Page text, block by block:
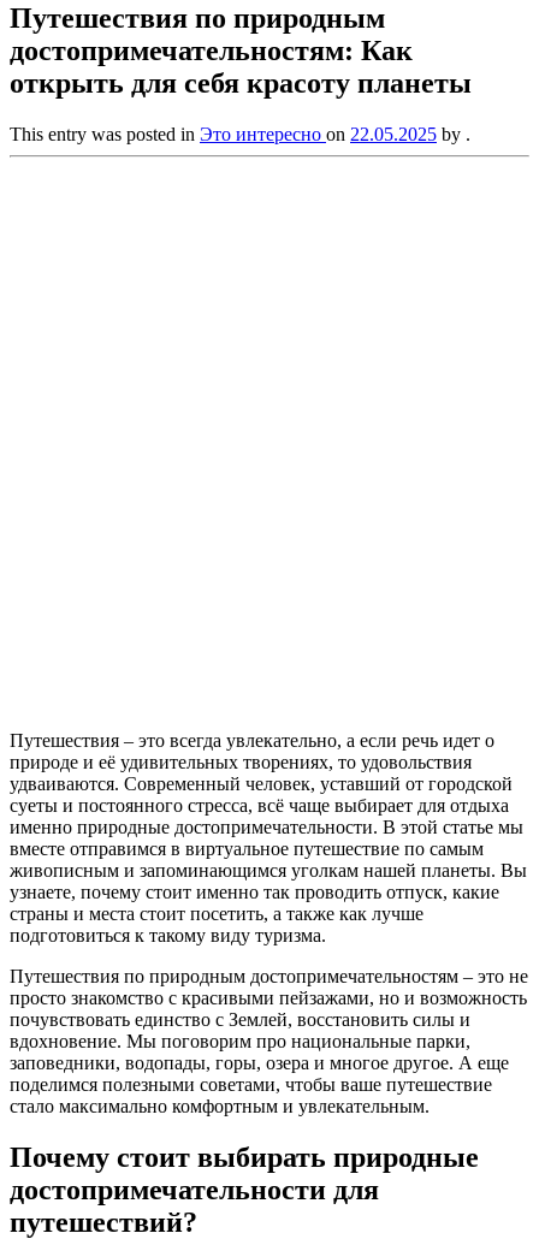
Путешествия по природным
достопримечательностям: Как
открыть для себя красоту планеты
This entry was posted in Это интересно on 22.05.2025 by .
Путешествия – это всегда увлекательно, а если речь идет о
природе и её удивительных творениях, то удовольствия
удваиваются. Современный человек, уставший от городской
суеты и постоянного стресса, всё чаще выбирает для отдыха
именно природные достопримечательности. В этой статье мы
вместе отправимся в виртуальное путешествие по самым
живописным и запоминающимся уголкам нашей планеты. Вы
узнаете, почему стоит именно так проводить отпуск, какие
страны и места стоит посетить, а также как лучше
подготовиться к такому виду туризма.
Путешествия по природным достопримечательностям – это не
просто знакомство с красивыми пейзажами, но и возможность
почувствовать единство с Землей, восстановить силы и
вдохновение. Мы поговорим про национальные парки,
заповедники, водопады, горы, озера и многое другое. А еще
поделимся полезными советами, чтобы ваше путешествие
стало максимально комфортным и увлекательным.
Почему стоит выбирать природные
достопримечательности для
путешествий?